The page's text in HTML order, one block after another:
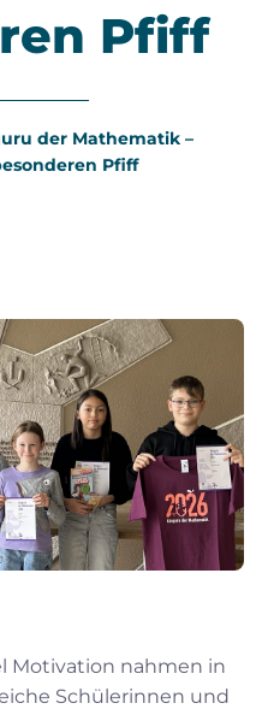
Pfiff
der Mathematik –
Pfiff
Motivation nahmen in
Schülerinnen und